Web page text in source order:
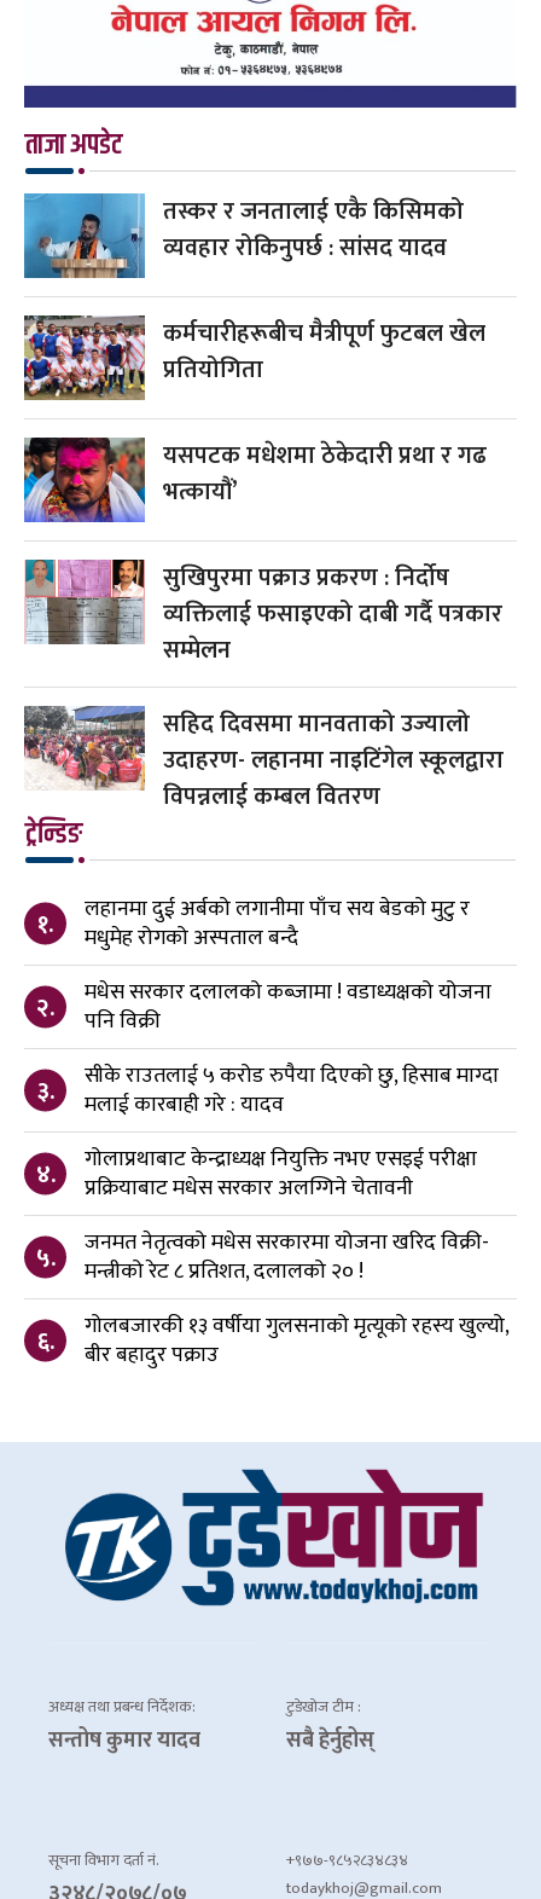
ताजा अपडेट
तस्कर र जनतालाई एकै किसिमको
व्यवहार रोकिनुपर्छ : सांसद यादव
कर्मचारीहरूबीच मैत्रीपूर्ण फुटबल खेल
प्रतियोगिता
यसपटक मधेशमा ठेकेदारी प्रथा र गढ
भत्कायौं’
सुखिपुरमा पक्राउ प्रकरण : निर्दोष
व्यक्तिलाई फसाइएको दाबी गर्दै पत्रकार
सम्मेलन
सहिद दिवसमा मानवताको उज्यालो
उदाहरण- लहानमा नाइटिंगेल स्कूलद्वारा
विपन्नलाई कम्बल वितरण
ट्रेन्डिङ
१.
लहानमा दुई अर्बको लगानीमा पाँच सय बेडको मुटु र
मधुमेह रोगको अस्पताल बन्दै
२.
मधेस सरकार दलालको कब्जामा ! वडाध्यक्षको योजना
पनि विक्री
३.
सीके राउतलाई ५ करोड रुपैया दिएको छु, हिसाब माग्दा
मलाई कारबाही गरे : यादव
४.
गोलाप्रथाबाट केन्द्राध्यक्ष नियुक्ति नभए एसइई परीक्षा
प्रक्रियाबाट मधेस सरकार अलग्गिने चेतावनी
५.
जनमत नेतृत्वको मधेस सरकारमा योजना खरिद विक्री-
मन्त्रीको रेट ८ प्रतिशत, दलालको २० !
६.
गोलबजारकी १३ वर्षीया गुलसनाको मृत्यूको रहस्य खुल्यो,
बीर बहादुर पक्राउ
अध्यक्ष तथा प्रबन्ध निर्देशक:
सन्तोष कुमार यादव
टुडेखोज टीम :
सबै हेर्नुहोस्
सूचना विभाग दर्ता नं.
+९७७-९८५२८३४८३४
todaykhoj@gmail.com